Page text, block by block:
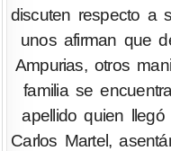
discuten respecto a
unos afirman que
Ampurias, otros
familia se
apellido quien
Carlos Martel,